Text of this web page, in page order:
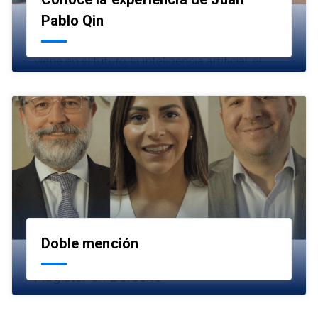
Pablo Qin
Doble mención